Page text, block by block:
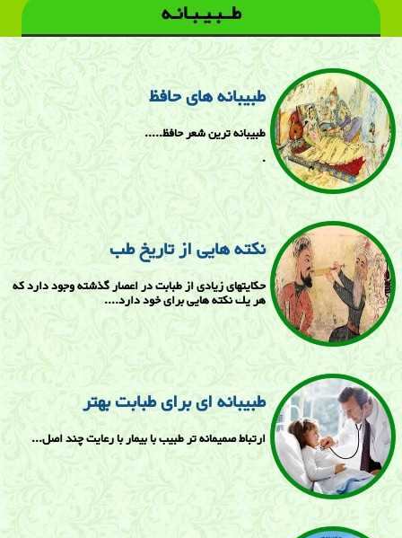
طــبـیـبـانـه
طبیبانه های حافظ
طبیبانه ترین شعر حافظ.....
.
نكته هايی از تاريخ طب
حكايتهای زيادی از طبابت در اعصار گذشته وجود دارد كه
هر يك نكته هايی برای خود دارد....
طبیبانه ای برای طبابت بهتر
ارتباط صميمانه تر طبيب با بيمار با رعایت چند اصل...